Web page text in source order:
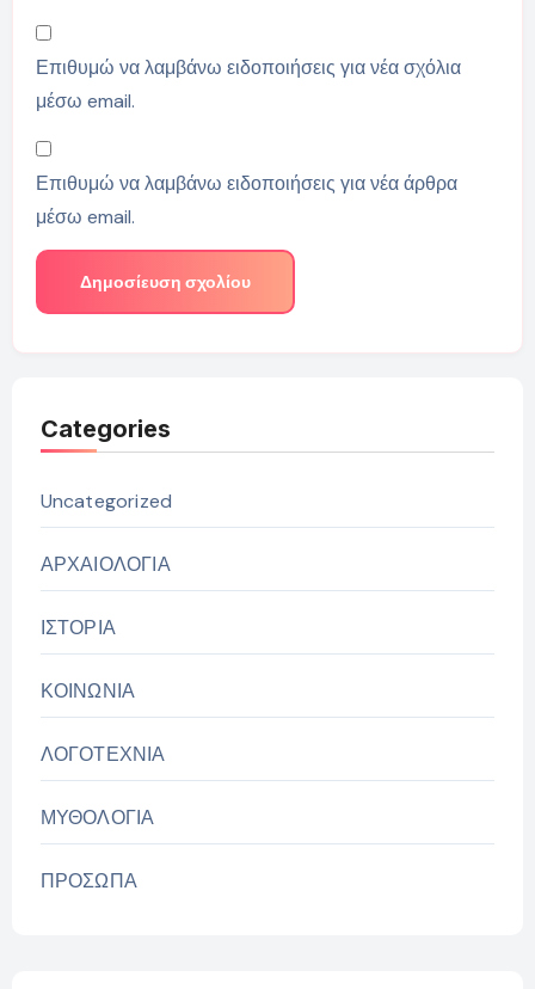
Επιθυμώ να λαμβάνω ειδοποιήσεις για νέα σχόλια
μέσω email.
Επιθυμώ να λαμβάνω ειδοποιήσεις για νέα άρθρα
μέσω email.
Categories
Uncategorized
ΑΡΧΑΙΟΛΟΓΙΑ
ΙΣΤΟΡΙΑ
ΚΟΙΝΩΝΙΑ
ΛΟΓΟΤΕΧΝΙΑ
ΜΥΘΟΛΟΓΙΑ
ΠΡΟΣΩΠΑ